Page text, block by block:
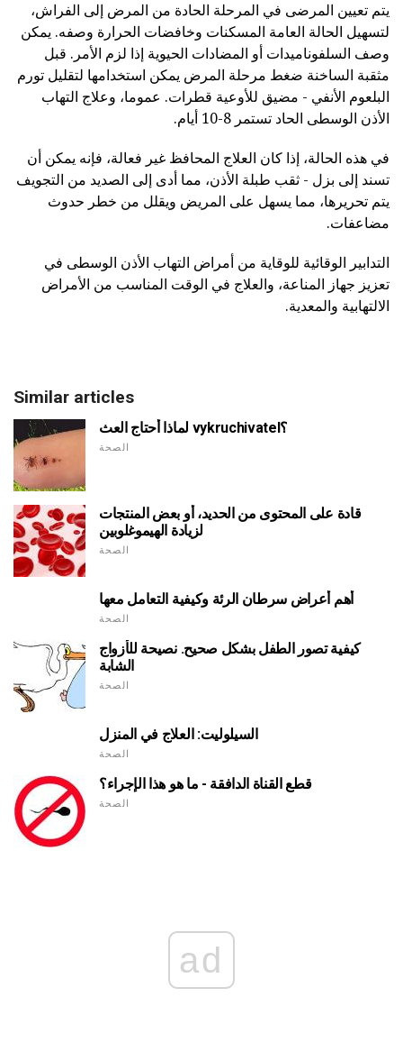
يتم تعيين المرضى في المرحلة الحادة من المرض إلى الفراش،
لتسهيل الحالة العامة المسكنات وخافضات الحرارة وصفه. يمكن
وصف السلفوناميدات أو المضادات الحيوية إذا لزم الأمر. قبل
مثقبة الساخنة ضغط مرحلة المرض يمكن استخدامها لتقليل تورم
البلعوم الأنفي - مضيق للأوعية قطرات. عموما، وعلاج التهاب
الأذن الوسطى الحاد تستمر 8-10 أيام.
في هذه الحالة، إذا كان العلاج المحافظ غير فعالة، فإنه يمكن أن
تسند إلى بزل - ثقب طبلة الأذن، مما أدى إلى الصديد من التجويف
يتم تحريرها، مما يسهل على المريض ويقلل من خطر حدوث
مضاعفات.
التدابير الوقائية للوقاية من أمراض التهاب الأذن الوسطى في
تعزيز جهاز المناعة، والعلاج في الوقت المناسب من الأمراض
الالتهابية والمعدية.
Similar articles
لماذا أحتاج العث vykruchivatel؟
الصحة
قادة على المحتوى من الحديد، أو بعض المنتجات
لزيادة الهيموغلوبين
الصحة
أهم أعراض سرطان الرئة وكيفية التعامل معها
الصحة
كيفية تصور الطفل بشكل صحيح. نصيحة للأزواج
الشابة
الصحة
السيلوليت: العلاج في المنزل
الصحة
قطع القناة الدافقة - ما هو هذا الإجراء؟
الصحة
ad